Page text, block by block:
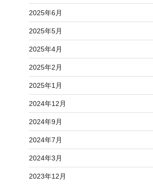
2025年6月
2025年5月
2025年4月
2025年2月
2025年1月
2024年12月
2024年9月
2024年7月
2024年3月
2023年12月